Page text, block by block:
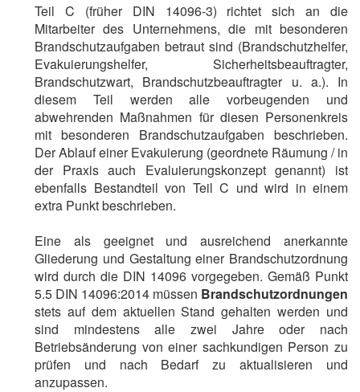
Teil C (früher DIN 14096-3) richtet sich an die
Mitarbeiter des Unternehmens, die mit besonderen
Brandschutzaufgaben betraut sind (Brandschutzhelfer,
Evakuierungshelfer, Sicherheitsbeauftragter,
Brandschutzwart, Brandschutzbeauftragter u. a.). In
diesem Teil werden alle vorbeugenden und
abwehrenden Maßnahmen für diesen Personenkreis
mit besonderen Brandschutzaufgaben beschrieben.
Der Ablauf einer Evakuierung (geordnete Räumung / in
der Praxis auch Evaluierungskonzept genannt) ist
ebenfalls Bestandteil von Teil C und wird in einem
extra Punkt beschrieben.
Eine als geeignet und ausreichend anerkannte
Gliederung und Gestaltung einer Brandschutzordnung
wird durch die DIN 14096 vorgegeben. Gemäß Punkt
5.5 DIN 14096:2014 müssen Brandschutzordnungen
stets auf dem aktuellen Stand gehalten werden und
sind mindestens alle zwei Jahre oder nach
Betriebsänderung von einer sachkundigen Person zu
prüfen und nach Bedarf zu aktualisieren und
anzupassen.